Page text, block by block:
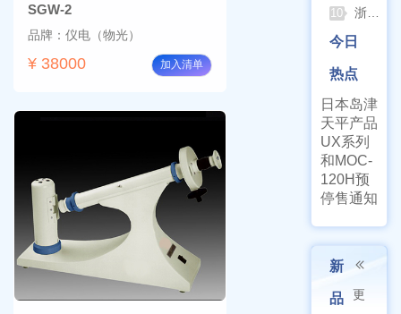
SGW-2
品牌：仪电（物光）
¥ 38000 加入清单
10 浙江孚夏：打造合规可靠的实验室洁净装备
今日
热点
日本岛津
天平产品
UX系列
和MOC-
120H预
停售通知
新
品
更